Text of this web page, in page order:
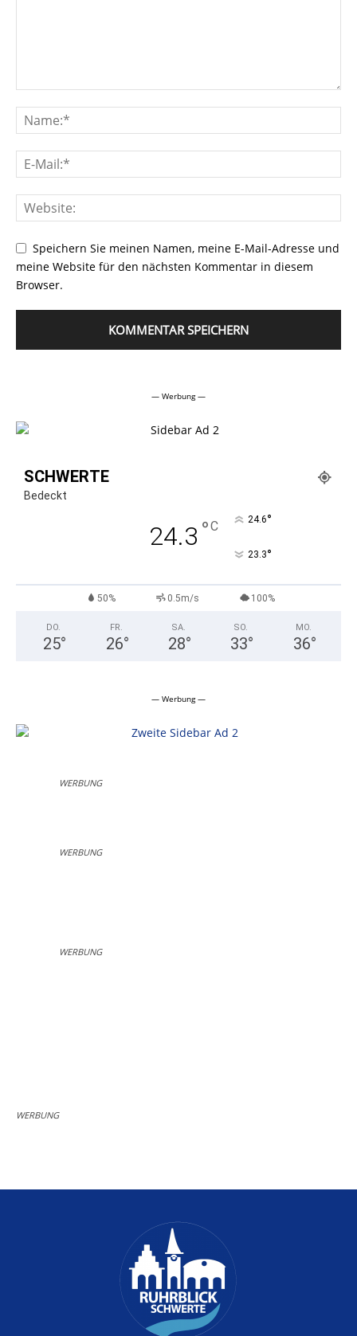
Speichern Sie meinen Namen, meine E-Mail-Adresse und
meine Website für den nächsten Kommentar in diesem
Browser.
— Werbung —
SCHWERTE
Bedeckt
24.3 °C 24.6°
23.3°
50% 0.5m/s 100%
DO.
25°
FR.
26°
SA.
28°
SO.
33°
MO.
36°
— Werbung —
WERBUNG
WERBUNG
WERBUNG
WERBUNG